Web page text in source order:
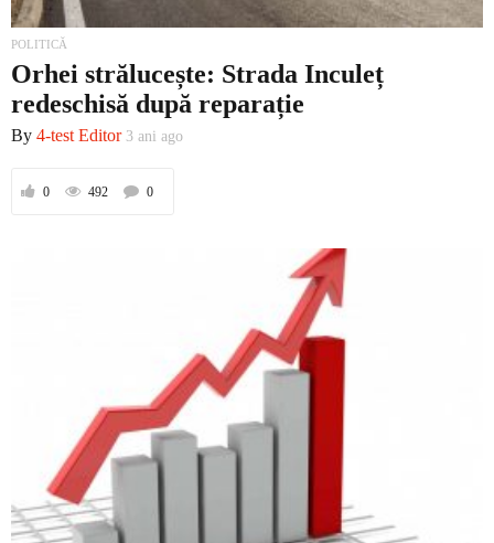
Contact
POLITICĂ
Orhei strălucește: Strada Inculeț
redeschisă după reparație
By 4-test Editor 3 ani ago
0 492 0